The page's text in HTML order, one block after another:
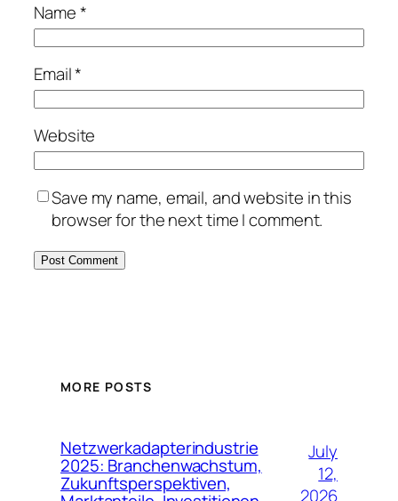
Name*
Email*
Website
Save my name, email, and website in this
browser for the next time I comment.
MORE POSTS
Netzwerkadapterindustrie
2025: Branchenwachstum,
Zukunftsperspektiven,
July
12,
2026